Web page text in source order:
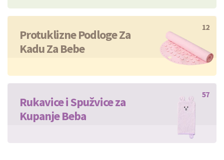
Protuklizne Podloge Za
Kadu Za Bebe
12
Rukavice i Spužvice za
Kupanje Beba
57